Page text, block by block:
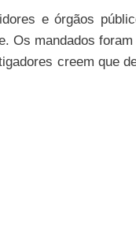
e órgãos
Os mandados foram
creem que